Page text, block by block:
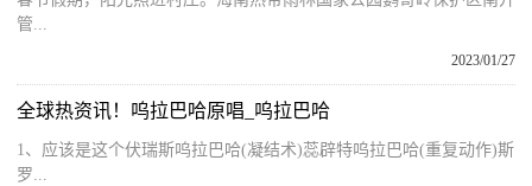
管...
2023/01/27
全球热资讯！呜拉巴哈原唱_呜拉巴哈
1、应该是这个伏瑞斯呜拉巴哈(凝结术)蕊辟特呜拉巴哈(重复动作)斯
罗...